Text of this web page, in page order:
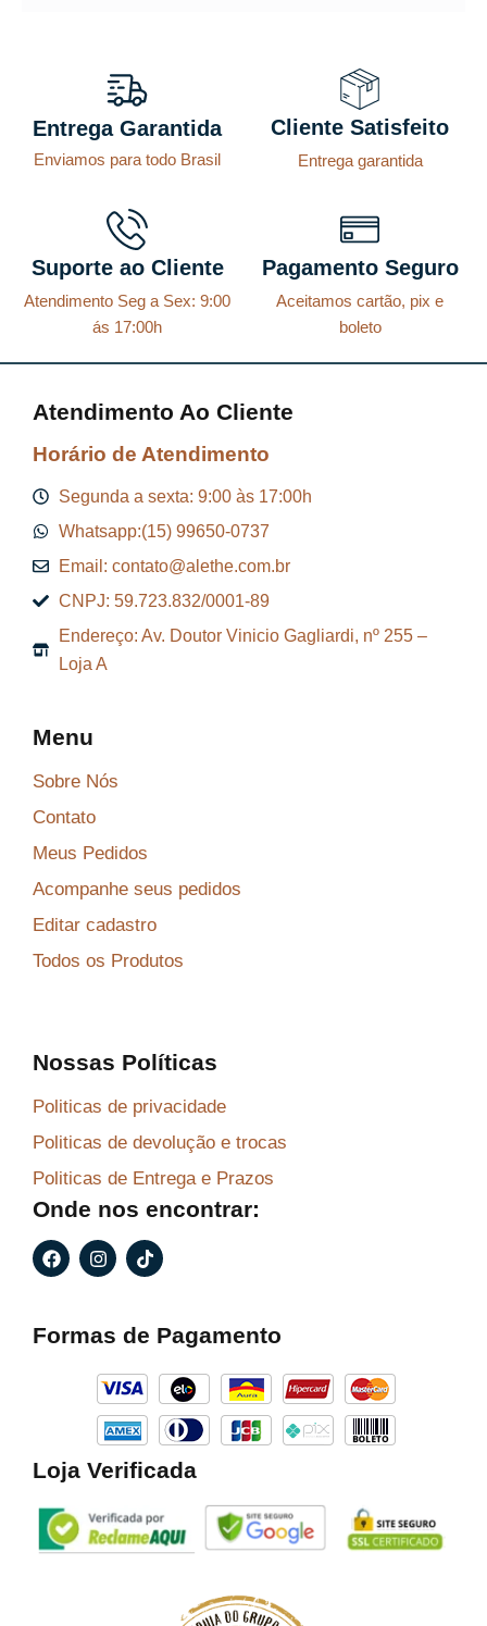
Entrega Garantida
Enviamos para todo Brasil
Cliente Satisfeito
Entrega garantida
Suporte ao Cliente
Atendimento Seg a Sex: 9:00
ás 17:00h
Pagamento Seguro
Aceitamos cartão, pix e
boleto
Atendimento Ao Cliente
Horário de Atendimento
Segunda a sexta: 9:00 às 17:00h
Whatsapp:(15) 99650-0737
Email: contato@alethe.com.br
CNPJ: 59.723.832/0001-89
Endereço: Av. Doutor Vinicio Gagliardi, nº 255 –
Loja A
Menu
Sobre Nós
Contato
Meus Pedidos
Acompanhe seus pedidos
Editar cadastro
Todos os Produtos
Nossas Políticas
Politicas de privacidade
Politicas de devolução e trocas
Politicas de Entrega e Prazos
Onde nos encontrar:
F
a
o
I
n
g
a
m
T
i
k
Formas de Pagamento
Loja Verificada